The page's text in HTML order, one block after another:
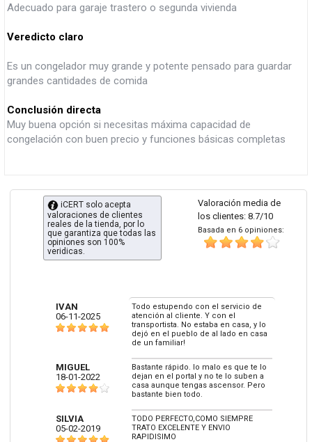
Adecuado para garaje trastero o segunda vivienda
Veredicto claro
Es un congelador muy grande y potente pensado para guardar
grandes cantidades de comida
Conclusión directa
Muy buena opción si necesitas máxima capacidad de
congelación con buen precio y funciones básicas completas
Valoración media de
los clientes: 8.7/10
Basada en 6 opiniones:
iCERT solo acepta
valoraciones de clientes
reales de la tienda, por lo
que garantiza que todas las
opiniones son 100%
veridicas.
IVAN
06-11-2025
Todo estupendo con el servicio de
atención al cliente. Y con el
transportista. No estaba en casa, y lo
dejó en el pueblo de al lado en casa
de un familiar!
MIGUEL
18-01-2022
Bastante rápido. lo malo es que te lo
dejan en el portal y no te lo suben a
casa aunque tengas ascensor. Pero
bastante bien todo.
SILVIA
05-02-2019
TODO PERFECTO,COMO SIEMPRE
TRATO EXCELENTE Y ENVIO
RAPIDISIMO